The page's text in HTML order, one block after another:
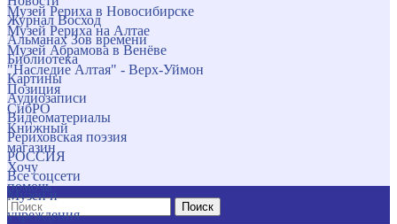
Музей Рериха в Новосибирске
Музей Рериха на Алтае
Музей Абрамова в Венёве
"Наследие Алтая" - Верх-Уймон
Позиция
СибРО
Книжный
магазин
Хочу
помочь
Поиск
Журнал Восход
Альманах Зов времени
Библиотека
Картины
Аудиозаписи
Видеоматериалы
Рериховская поэзия
РОССИЯ
Все соцсети
Музеи и
учреждения